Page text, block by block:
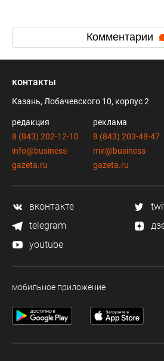
Комментарии
контакты
Казань, Лобачевского 10, корпус 2
редакция
8 (843) 202-12-10
info@business-
gazeta.ru
реклама
8 (843) 203-48-47
mir@business-
gazeta.ru
вконтакте
telegram
youtube
мобильное приложение